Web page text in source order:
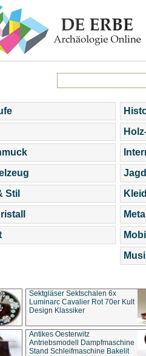
Stil
Sektgläser Sektschalen 6x
Luminarc Cavalier Rot 70er Kult
Design Klassiker
Antikes Oesterwitz
Antriebsmodell Dampfmaschine
Stand Schleifmaschine Bakelit